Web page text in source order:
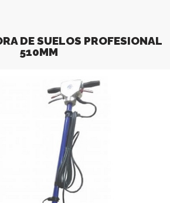
DE SUELOS PROFESIONAL
510MM